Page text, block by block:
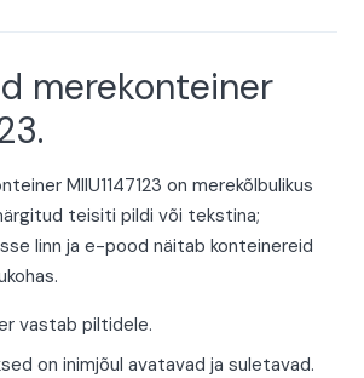
2990,00 €.
merekonteiner
MIIU1147123 on merekõlbulikus
teisiti pildi või tekstina;
linn ja e-pood näitab konteinereid
vastab piltidele.
on inimjõul avatavad ja suletavad.